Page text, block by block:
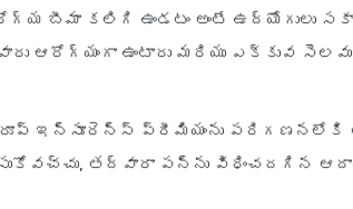
బీమా కలిగి ఉండటం అంటే ఉద్యోగులు
ఆరోగ్యంగా ఉంటారు మరియు ఎక్కువ
ఇన్సూరెన్స్ ప్రీమియంను పరిగణనలోకి
తద్వారా పన్ను విధించదగిన